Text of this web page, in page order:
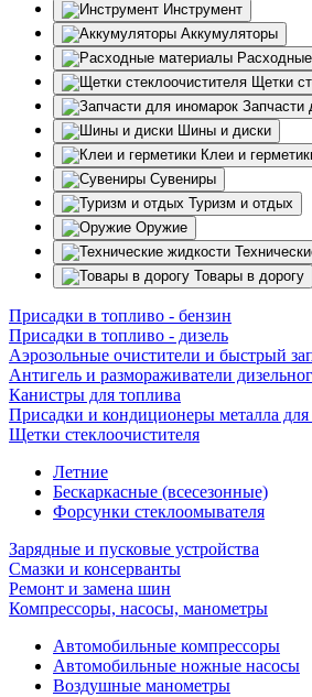
Инструмент
Аккумуляторы
Щетки
Запчасти
Шины и диски
Клеи и
Сувениры
Туризм и отдых
Оружие
Товары в дорогу
Присадки в топливо - бензин
Присадки в топливо - дизель
Аэрозольные очистители и быстрый
Антигель и размораживатели
Канистры для топлива
Присадки и кондиционеры металла для
Щетки стеклоочистителя
Летние
Бескаркасные (всесезонные)
Форсунки стеклоомывателя
Зарядные и пусковые устройства
Смазки и консерванты
Ремонт и замена шин
Компрессоры, насосы, манометры
Автомобильные компрессоры
Автомобильные ножные насосы
Воздушные манометры